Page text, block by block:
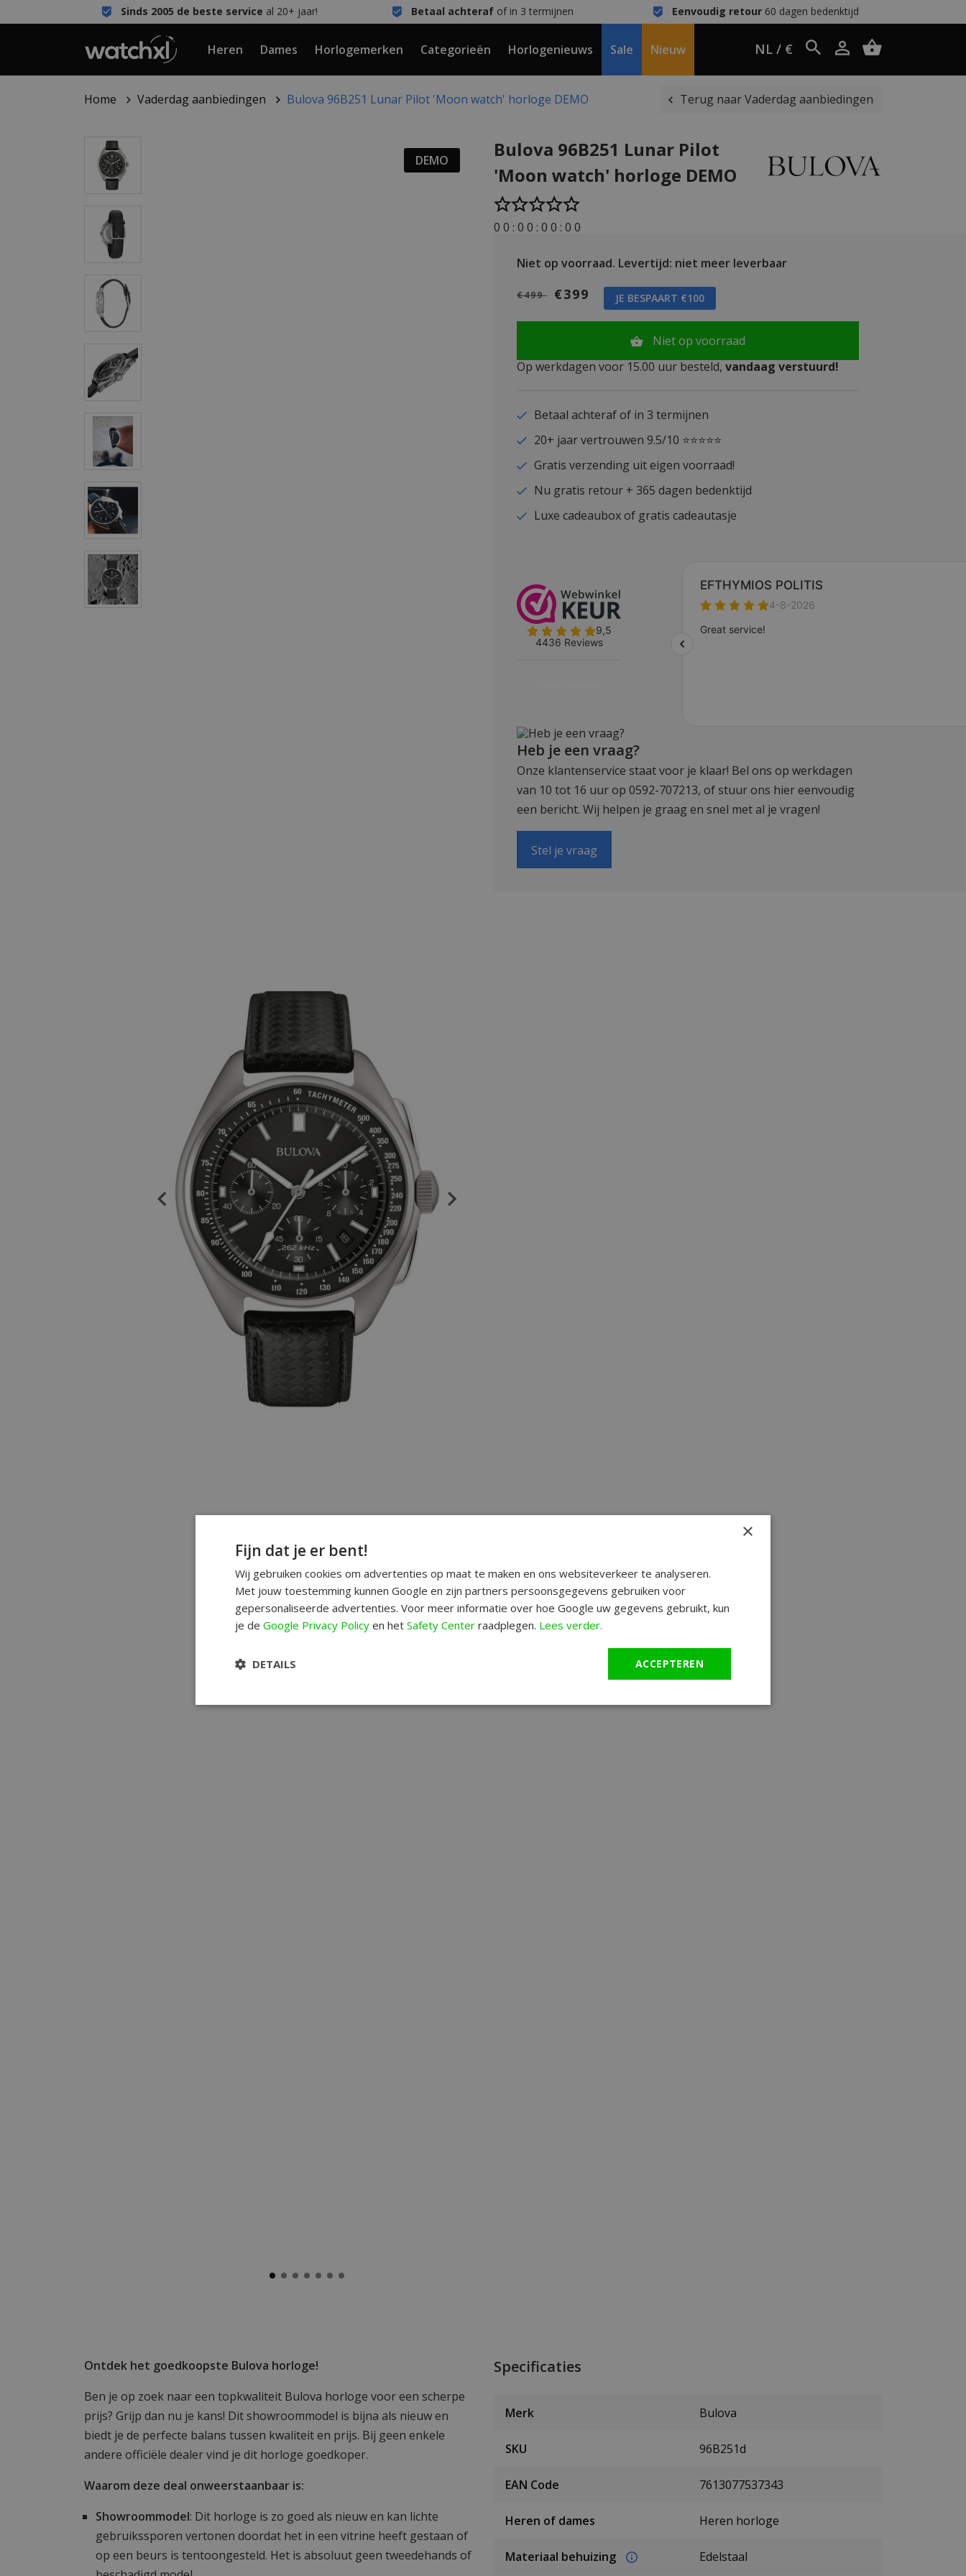
Sinds 2005 de beste service al 20+ jaar! Betaal achterafof in 3 termijnen Eenvoudig retour60 dagen bedenktijd
Heren Dames Horlogemerken Categorieën Horlogenieuws Sale Nieuw NL / €
Home Vaderdag aanbiedingen Bulova 96B251 Lunar Pilot 'Moon watch' horloge DEMO Terug naar Vaderdag aanbiedingen
DEMO
Bulova 96B251 Lunar Pilot
'Moon watch' horloge DEMO
0 0 : 0 0 : 0 0 : 0 0
Niet op voorraad. Levertijd: niet meer leverbaar
€499 €399 JE BESPAART €100
Niet op voorraad
Op werkdagen voor 15.00 uur besteld, vandaag verstuurd!
Betaal achteraf of in 3 termijnen
20+ jaar vertrouwen 9.5/10 ⭐⭐⭐⭐⭐
Gratis verzending uit eigen voorraad!
Nu gratis retour + 365 dagen bedenktijd
Luxe cadeaubox of gratis cadeautasje
Heb je een vraag?
Onze klantenservice staat voor je klaar! Bel ons op werkdagen
van 10 tot 16 uur op 0592-707213, of stuur ons hier eenvoudig
een bericht. Wij helpen je graag en snel met al je vragen!
Stel je vraag
Ontdek het goedkoopste Bulova horloge!
Ben je op zoek naar een topkwaliteit Bulova horloge voor een scherpe
prijs? Grijp dan nu je kans! Dit showroommodel is bijna als nieuw en
biedt je de perfecte balans tussen kwaliteit en prijs. Bij geen enkele
andere officiële dealer vind je dit horloge goedkoper.
Waarom deze deal onweerstaanbaar is:
Showroommodel: Dit horloge is zo goed als nieuw en kan lichte
gebruikssporen vertonen doordat het in een vitrine heeft gestaan of
op een beurs is tentoongesteld. Het is absoluut geen tweedehands of
Specificaties
Merk Bulova
SKU 96B251d
EAN Code 7613077537343
Heren of dames Heren horloge
Materiaal behuizing Edelstaal
×
Fijn dat je er bent!
Wij gebruiken cookies om advertenties op maat te maken en ons websiteverkeer te analyseren.
Met jouw toestemming kunnen Google en zijn partners persoonsgegevens gebruiken voor
gepersonaliseerde advertenties. Voor meer informatie over hoe Google uw gegevens gebruikt, kun
je de Google Privacy Policy en het Safety Center raadplegen. Lees verder.
ACCEPTEREN
DETAILS